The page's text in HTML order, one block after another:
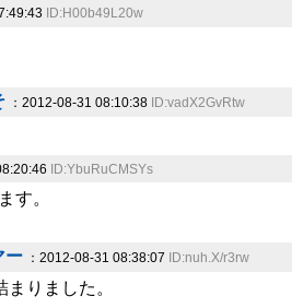
ID:H00b49L20w
：2012-08-31 08:10:38 ID:vadX2GvRtw
ID:YbuRuCMSYs
す。
ー ：2012-08-31 08:38:07 ID:nuh.X/r3rw
りました。